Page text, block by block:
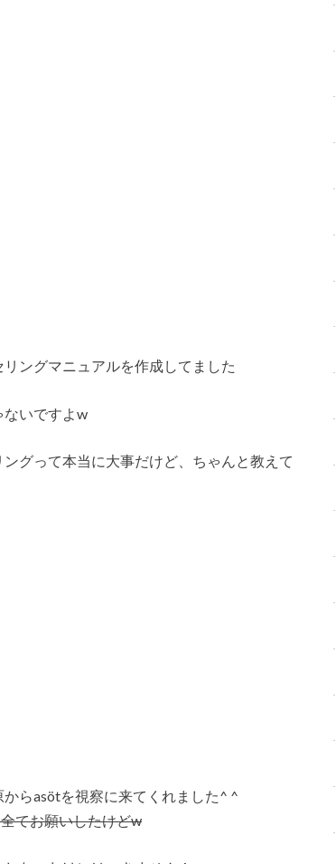
ングマニュアルを作成してました
ないですよw
グって本当に大事だけど、ちゃんと教えて
らasötを視察に来てくれました^ ^
てお願いしたけどw